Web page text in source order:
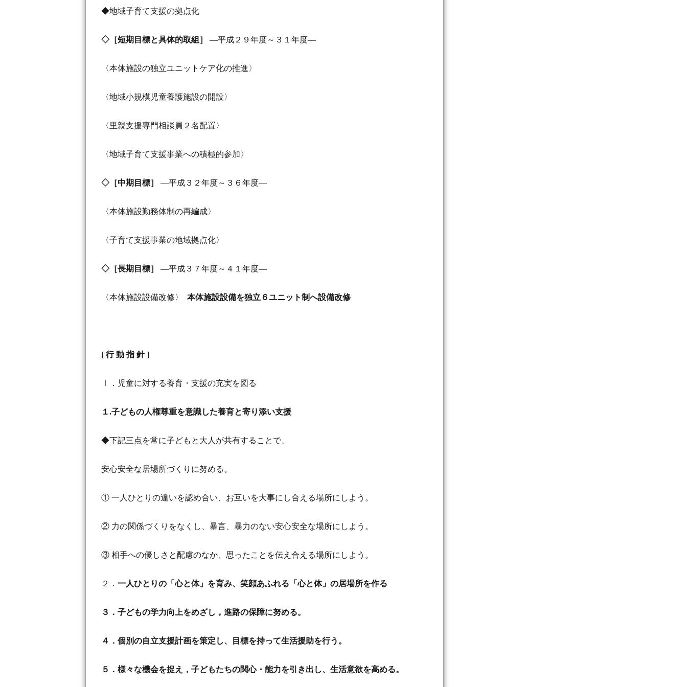
◆地域子育て支援の拠点化
◇［短期目標と具体的取組］ ―平成２９年度～３１年度―
〈本体施設の独立ユニットケア化の推進〉
〈地域小規模児童養護施設の開設〉
〈里親支援専門相談員２名配置〉
〈地域子育て支援事業への積極的参加〉
◇［中期目標］ ―平成３２年度～３６年度―
〈本体施設勤務体制の再編成〉
〈子育て支援事業の地域拠点化〉
◇［長期目標］ ―平成３７年度～４１年度―
〈本体施設設備改修〉 本体施設設備を独立６ユニット制へ設備改修
[ 行 動 指 針 ]
Ⅰ．児童に対する養育・支援の充実を図る
１.子どもの人権尊重を意識した養育と寄り添い支援
◆下記三点を常に子どもと大人が共有することで、
安心安全な居場所づくりに努める。
① 一人ひとりの違いを認め合い、お互いを大事にし合える場所にしよう。
② 力の関係づくりをなくし、暴言、暴力のない安心安全な場所にしよう。
③ 相手への優しさと配慮のなか、思ったことを伝え合える場所にしよう。
２． 一人ひとりの「心と体」を育み、 笑顔あふれる「心と体」の居場所を作る
３．子どもの学力向上をめざし，進路の保障に努める。
４．個別の自立支援計画を策定し、目標を持って生活援助を行う。
５．様々な機会を捉え，子どもたちの関心・能力を引き出し、生活意欲を高める。